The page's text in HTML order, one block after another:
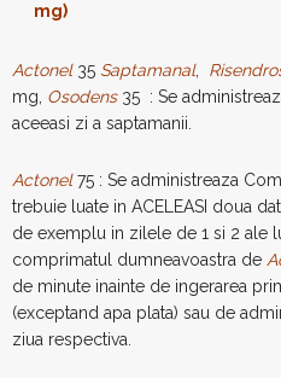
mg)
Actonel35 Saptamanal,
mg, Osodens35 : Se
aceeasi zi a saptamanii.
Actonel75 : Se administreaza
trebuie luate in ACELEASI doua
de exemplu in zilele de 1 si 2 ale
comprimatul dumneavoastra de
de minute inainte de ingerarea
(exceptand apa plata) sau de
ziua respectiva.